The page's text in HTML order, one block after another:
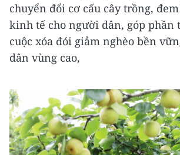
chuyển đổi cơ cấu cây trồng,
kinh tế cho người dân, góp phần
cuộc xóa đói giảm nghèo bền
dân vùng cao,